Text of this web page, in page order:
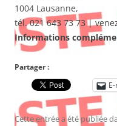
1004 Lausanne,
tél. 021 643 73 73 |
Informations
Partager :
Cette entrée a été publiée